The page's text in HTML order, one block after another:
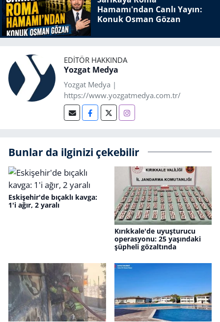
Hamamı'ndan Canlı Yayın:
Konuk Osman Gözan
EDITÖR HAKKINDA
Yozgat Medya
Yozgat Medya |
https://www.yozgatmedya.com.tr/
Bunlar da ilginizi çekebilir
Eskişehir'de bıçaklı kavga:
1'i ağır, 2 yaralı
Kırıkkale'de uyuşturucu
operasyonu: 25 yaşındaki
şüpheli gözaltında